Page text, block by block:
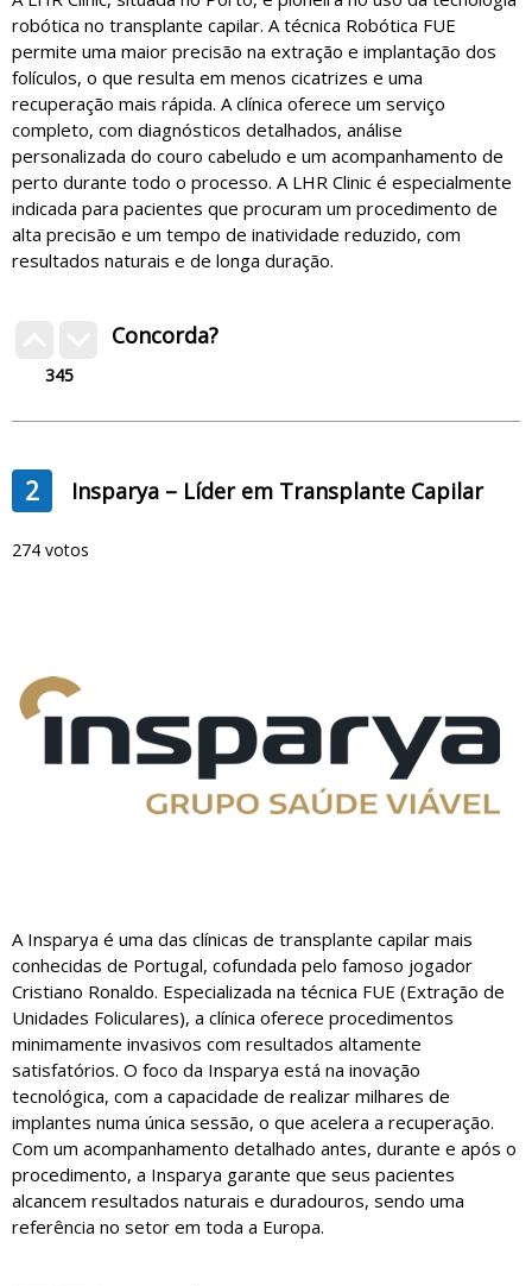
robótica no transplante capilar. A técnica Robótica FUE
permite uma maior precisão na extração e implantação dos
folículos, o que resulta em menos cicatrizes e uma
recuperação mais rápida. A clínica oferece um serviço
completo, com diagnósticos detalhados, análise
personalizada do couro cabeludo e um acompanhamento de
perto durante todo o processo. A LHR Clinic é especialmente
indicada para pacientes que procuram um procedimento de
alta precisão e um tempo de inatividade reduzido, com
resultados naturais e de longa duração.
345
Concorda?
2 Insparya – Líder em Transplante Capilar
274 votos
A Insparya é uma das clínicas de transplante capilar mais
conhecidas de Portugal, cofundada pelo famoso jogador
Cristiano Ronaldo. Especializada na técnica FUE (Extração de
Unidades Foliculares), a clínica oferece procedimentos
minimamente invasivos com resultados altamente
satisfatórios. O foco da Insparya está na inovação
tecnológica, com a capacidade de realizar milhares de
implantes numa única sessão, o que acelera a recuperação.
Com um acompanhamento detalhado antes, durante e após o
procedimento, a Insparya garante que seus pacientes
alcancem resultados naturais e duradouros, sendo uma
referência no setor em toda a Europa.